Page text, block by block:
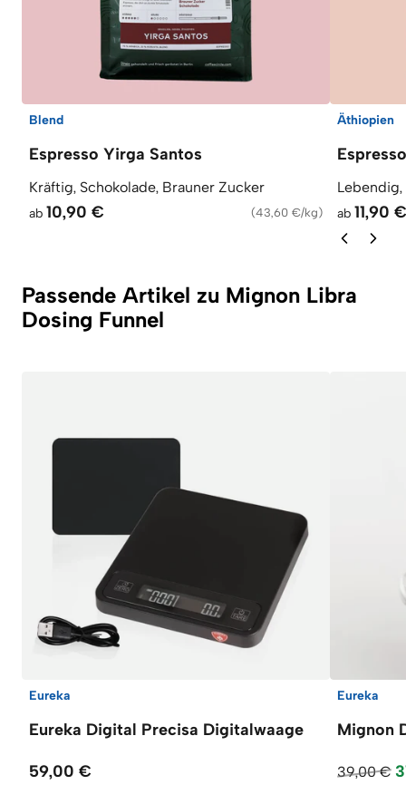
Blend
Espresso Yirga Santos
Kräftig, Schokolade, Brauner Zucker
ab 10,90 € (43,60 €/kg)
Äthiopien
Lebendig,
ab 11,90 €
Passende Artikel zu Mignon Libra
Dosing Funnel
Eureka
Eureka Digital Precisa Digitalwaage
59,00 €
Eureka
Mignon
39,00 €